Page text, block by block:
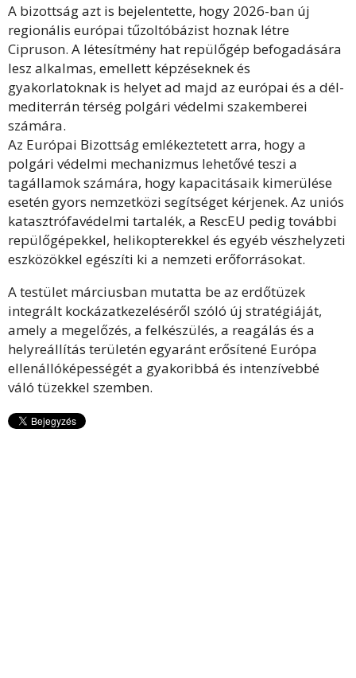
A bizottság azt is bejelentette, hogy 2026-ban új
regionális európai tűzoltóbázist hoznak létre
Cipruson. A létesítmény hat repülőgép befogadására
lesz alkalmas, emellett képzéseknek és
gyakorlatoknak is helyet ad majd az európai és a dél-
mediterrán térség polgári védelmi szakemberei
számára.
Az Európai Bizottság emlékeztetett arra, hogy a
polgári védelmi mechanizmus lehetővé teszi a
tagállamok számára, hogy kapacitásaik kimerülése
esetén gyors nemzetközi segítséget kérjenek. Az uniós
katasztrófavédelmi tartalék, a RescEU pedig további
repülőgépekkel, helikopterekkel és egyéb vészhelyzeti
eszközökkel egészíti ki a nemzeti erőforrásokat.
A testület márciusban mutatta be az erdőtüzek
integrált kockázatkezeléséről szóló új stratégiáját,
amely a megelőzés, a felkészülés, a reagálás és a
helyreállítás területén egyaránt erősítené Európa
ellenállóképességét a gyakoribbá és intenzívebbé
váló tüzekkel szemben.